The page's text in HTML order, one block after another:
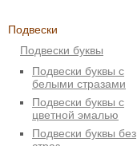
Подвески
Подвески буквы
Подвески буквы с
белыми стразами
Подвески буквы с
цветной эмалью
Подвески буквы без